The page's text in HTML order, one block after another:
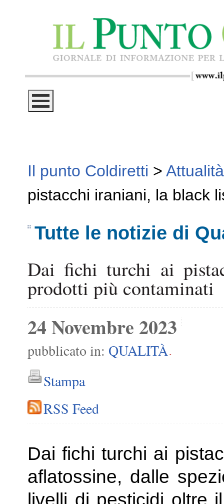
Il punto Coldiretti > Attualità
pistacchi iraniani, la black
Tutte le notizie di
Dai fichi turchi ai
prodotti più contaminati
24 Novembre 2023
pubblicato in: QUALITÀ -
Stampa
RSS Feed
Dai fichi turchi ai
aflatossine, dalle
livelli di pesticidi oltre